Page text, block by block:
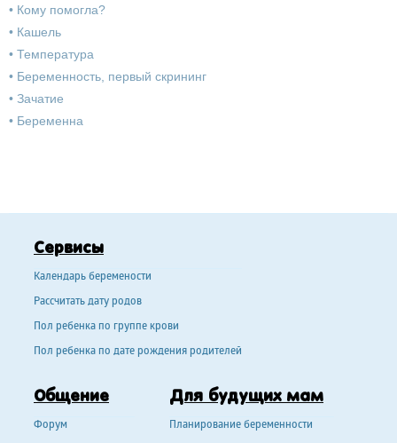
• Кому помогла?
• Кашель
• Температура
• Беременность, первый скрининг
• Зачатие
• Беременна
Сервисы
Календарь беремености
Рассчитать дату родов
Пол ребенка по группе крови
Пол ребенка по дате рождения родителей
Общение
Форум
Для будущих мам
Планирование беременности